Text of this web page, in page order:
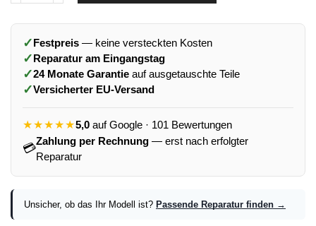
✓Festpreis — keine versteckten Kosten
✓Reparatur am Eingangstag
✓24 Monate Garantie auf ausgetauschte Teile
✓Versicherter EU-Versand
★★★★★5,0 auf Google · 101 Bewertungen
💳
Zahlung per Rechnung — erst nach erfolgter
Reparatur
Unsicher, ob das Ihr Modell ist? Passende Reparatur finden →